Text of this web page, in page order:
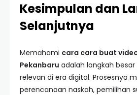
Kesimpulan dan
Selanjutnya
Memahami cara cara buat
Pekanbaru adalah langkah
relevan di era digital. Prosesnya
perencanaan naskah, pemilihan